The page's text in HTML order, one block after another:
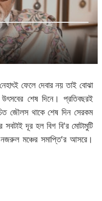
ফেলে দেবার নয় তাই বোঝা
শেষ দিনে। প্রতিবছরই
জৌলস থাকে শেষ দিন সেরকম
দূর হল বিগ বি'র মোটামুটি
নজরুল মঞ্চের সমাপ্তি'র আসরে।